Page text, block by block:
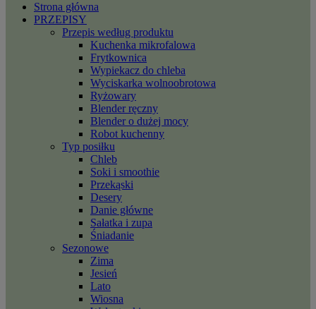
Strona główna
PRZEPISY
Przepis według produktu
Kuchenka mikrofalowa
Frytkownica
Wypiekacz do chleba
Wyciskarka wolnoobrotowa
Ryżowary
Blender ręczny
Blender o dużej mocy
Robot kuchenny
Typ posiłku
Chleb
Soki i smoothie
Przekąski
Desery
Danie główne
Sałatka i zupa
Śniadanie
Sezonowe
Zima
Jesień
Lato
Wiosna